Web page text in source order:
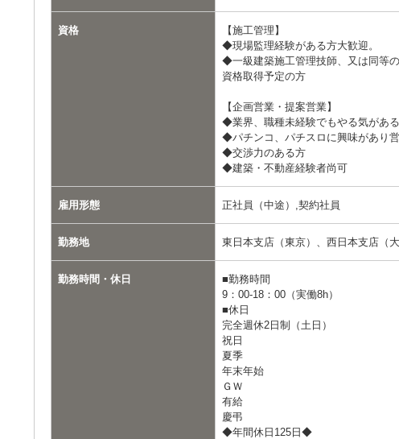
資格
【施工管理】
◆現場監理経験がある方大歓迎。
◆一級建築施工管理技師、又は同等
資格取得予定の方
【企画営業・提案営業】
◆業界、職種未経験でもやる気があ
◆パチンコ、パチスロに興味があり
◆交渉力のある方
◆建築・不動産経験者尚可
雇用形態 正社員（中途）,契約社員
勤務地 東日本支店（東京）、西日本支店（大
勤務時間・休日
■勤務時間
9：00-18：00（実働8h）
■休日
完全週休2日制（土日）
祝日
夏季
年末年始
ＧＷ
有給
慶弔
◆年間休日125日◆